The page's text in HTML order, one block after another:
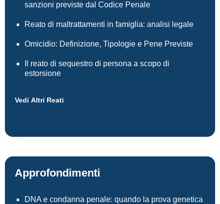
sanzioni previste dal Codice Penale
Reato di maltrattamenti in famiglia: analisi legale
Omicidio: Definizione, Tipologie e Pene Previste
Il reato di sequestro di persona a scopo di
estorsione
Vedi Altri Reati
Approfondimenti
DNA e condanna penale: quando la prova genetica